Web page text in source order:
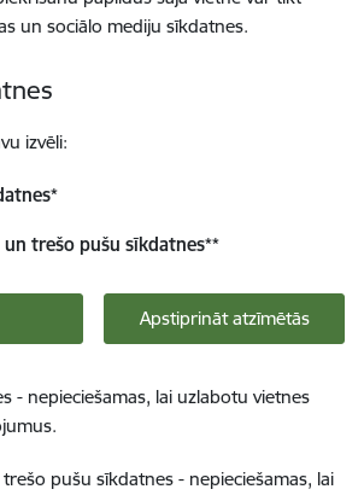
un sociālo mediju sīkdatnes.
izvēli:
*
trešo pušu sīkdatnes**
Apstiprināt atzīmētās
- nepieciešamas, lai uzlabotu vietnes
pušu sīkdatnes - nepieciešamas, lai